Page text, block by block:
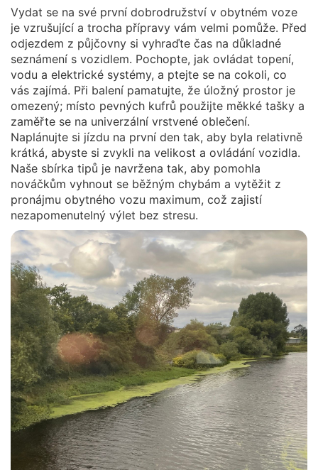
Vydat se na své první dobrodružství v obytném voze
je vzrušující a trocha přípravy vám velmi pomůže. Před
odjezdem z půjčovny si vyhraďte čas na důkladné
seznámení s vozidlem. Pochopte, jak ovládat topení,
vodu a elektrické systémy, a ptejte se na cokoli, co
vás zajímá. Při balení pamatujte, že úložný prostor je
omezený; místo pevných kufrů použijte měkké tašky a
zaměřte se na univerzální vrstvené oblečení.
Naplánujte si jízdu na první den tak, aby byla relativně
krátká, abyste si zvykli na velikost a ovládání vozidla.
Naše sbírka tipů je navržena tak, aby pomohla
nováčkům vyhnout se běžným chybám a vytěžit z
pronájmu obytného vozu maximum, což zajistí
nezapomenutelný výlet bez stresu.